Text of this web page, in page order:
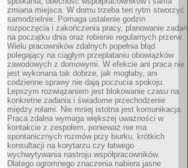
zmiana miejsca. W domu trzeba ten rytm stworzyć
samodzielnie. Pomaga ustalenie godzin
rozpoczęcia i zakończenia pracy, planowanie zadań
na początku dnia oraz robienie regularnych przerw.
Wielu pracowników zdalnych popełnia błąd
polegający na ciągłym przeplataniu obowiązków
zawodowych z domowymi. W efekcie ani praca nie
jest wykonana tak dobrze, jak mogłaby, ani
codzienne sprawy nie dają poczucia spokoju.
Lepszym rozwiązaniem jest blokowanie czasu na
konkretne zadania i świadome przechodzenie
między rolami. Nie mniej istotna jest komunikacja.
Praca zdalna wymaga większej uważności w
kontakcie z zespołem, ponieważ nie ma
spontanicznych rozmów przy biurku, krótkich
konsultacji na korytarzu czy łatwego
wychwytywania nastroju współpracowników.
Dlatego ogromnego znaczenia nabiera jasne